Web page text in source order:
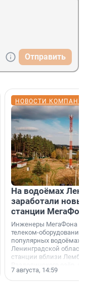
Отправить
НОВОСТИ
На водоёмах
заработали
станции
Инженеры МегаФона
телеком-оборудование
популярных водоёмах
Ленинградской
станции вблизи
недалеко от Большого
водопада.
7 августа, 14:59